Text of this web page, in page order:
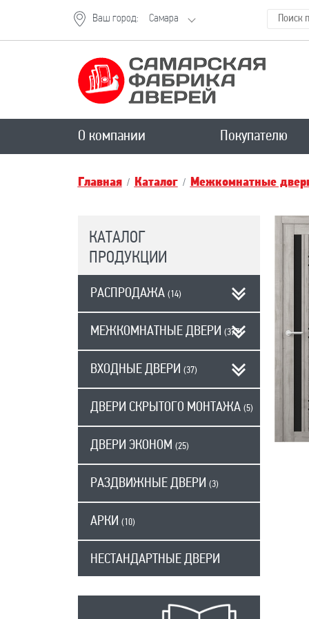
Ваш город: Самара
О компании Покупателю
Главная Каталог Межкомнатные
КАТАЛОГ
ПРОДУКЦИИ
РАСПРОДАЖА (14)
МЕЖКОМНАТНЫЕ ДВЕРИ (377)
ВХОДНЫЕ ДВЕРИ (37)
ДВЕРИ СКРЫТОГО МОНТАЖА (5)
ДВЕРИ ЭКОНОМ (25)
РАЗДВИЖНЫЕ ДВЕРИ (3)
АРКИ (10)
НЕСТАНДАРТНЫЕ ДВЕРИ